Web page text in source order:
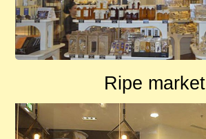
Ripe market